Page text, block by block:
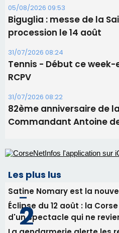
31/07/2026 08:22
82ème anniversaire de
Commandant Antoine de
Les plus lus
Satine Nomary est la
Éclipse du 12 août : la
d'un spectacle qui ne
face à une nouvelle
En Corse, un début de
consommation en recul
Deux jeunes Ajacciens sur
militaire